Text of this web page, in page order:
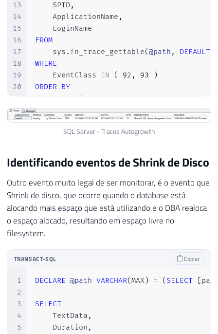
13
14
15
16
17
18
19
20
21
    SPID
,
    ApplicationName
,
FROM
    sys
. fn_trace_gettable(@path , DEFAULT)
WHERE
    EventClass
IN ( 92 , 93
)
ORDER BY
    StartTime
DESC
SQL Server - Traces Autogrowth
Identificando eventos de Shrink de Disco
Outro evento muito legal de ser monitorar, é o evento que
Shrink de disco, que ocorre quando o database está
alocando mais espaço que está utilizando e o DBA realoca
o espaço alocado, resultando em espaço livre no
filesystem.
TRANSACT-SQL Copiar
1
2
3
4
5
DECLARE @path VARCHAR(MAX) = ( SELECT [
SELECT
    TextData
,
    Duration
,